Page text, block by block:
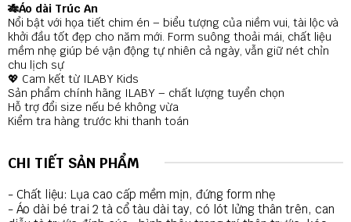
🎋Áo dài Trúc An
Nổi bật với họa tiết chim én – biểu tượng của niềm vui, tài lộc và
khởi đầu tốt đẹp cho năm mới. Form suông thoải mái, chất liệu
mềm nhẹ giúp bé vận động tự nhiên cả ngày, vẫn giữ nét chỉn
chu lịch sự
💖 Cam kết từ ILABY Kids
Sản phẩm chính hãng ILABY – chất lượng tuyển chọn
Hỗ trợ đổi size nếu bé không vừa
Kiểm tra hàng trước khi thanh toán
CHI TIẾT SẢN PHẨM
- Chất liệu: Lụa cao cấp mềm mịn, đứng form nhẹ
- Áo dài bé trai 2 tà cổ tàu dài tay, có lót lửng thân trên, can